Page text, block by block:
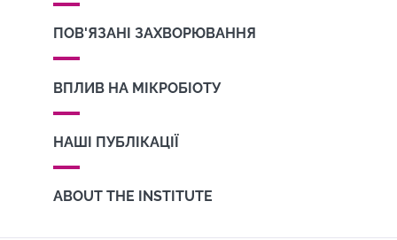
ПОВ'ЯЗАНІ ЗАХВОРЮВАННЯ
ВПЛИВ НА МІКРОБІОТУ
НАШІ ПУБЛІКАЦІЇ
ABOUT THE INSTITUTE